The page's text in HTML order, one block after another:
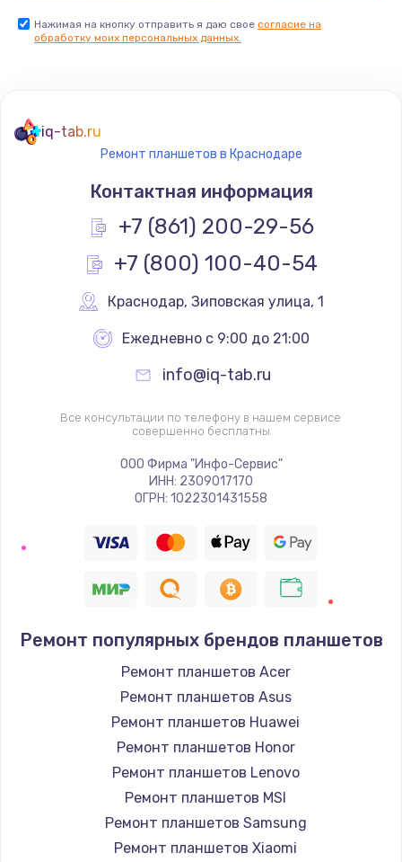
Нажимая на кнопку отправить я даю свое согласие на
обработку моих персональных данных.
iq-tab.ru
Ремонт планшетов в Краснодаре
Контактная информация
+7 (861) 200-29-56
+7 (800) 100-40-54
Краснодар, Зиповская улица, 1
Ежедневно с 9:00 до 21:00
info@iq-tab.ru
Все консультации по телефону в нашем сервисе
совершенно бесплатны
ООО Фирма "Инфо-Сервис"
ИНН: 2309017170
ОГРН: 1022301431558
Ремонт популярных брендов планшетов
Ремонт планшетов Acer
Ремонт планшетов Asus
Ремонт планшетов Huawei
Ремонт планшетов Honor
Ремонт планшетов Lenovo
Ремонт планшетов MSI
Ремонт планшетов Samsung
Ремонт планшетов Xiaomi